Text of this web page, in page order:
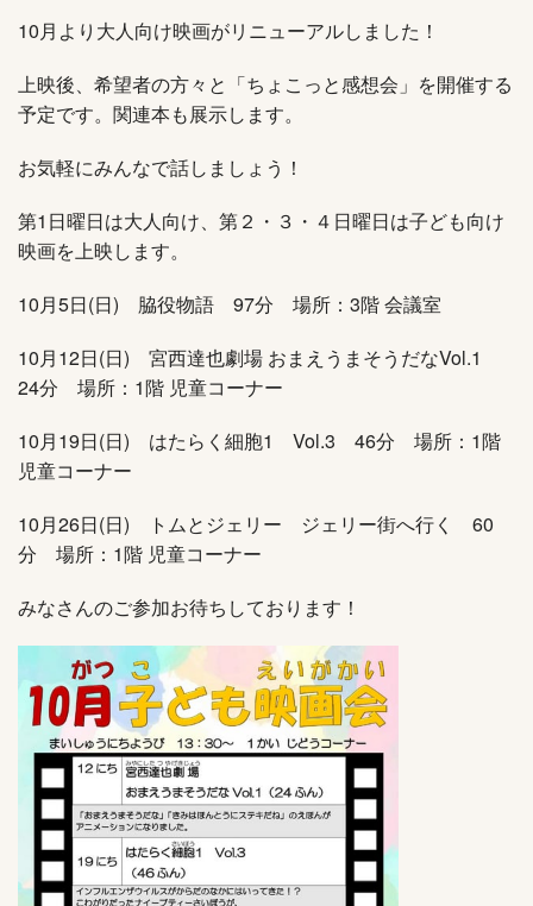
10月より大人向け映画がリニューアルしました！
上映後、希望者の方々と「ちょこっと感想会」を開催する
予定です。関連本も展示します。
お気軽にみんなで話しましょう！
第1日曜日は大人向け、第２・３・４日曜日は子ども向け
映画を上映します。
10月5日(日) 脇役物語 97分 場所：3階 会議室
10月12日(日) 宮西達也劇場 おまえうまそうだなVol.1
24分 場所：1階 児童コーナー
10月19日(日) はたらく細胞1 Vol.3 46分 場所：1階
児童コーナー
10月26日(日) トムとジェリー ジェリー街へ行く 60
分 場所：1階 児童コーナー
みなさんのご参加お待ちしております！